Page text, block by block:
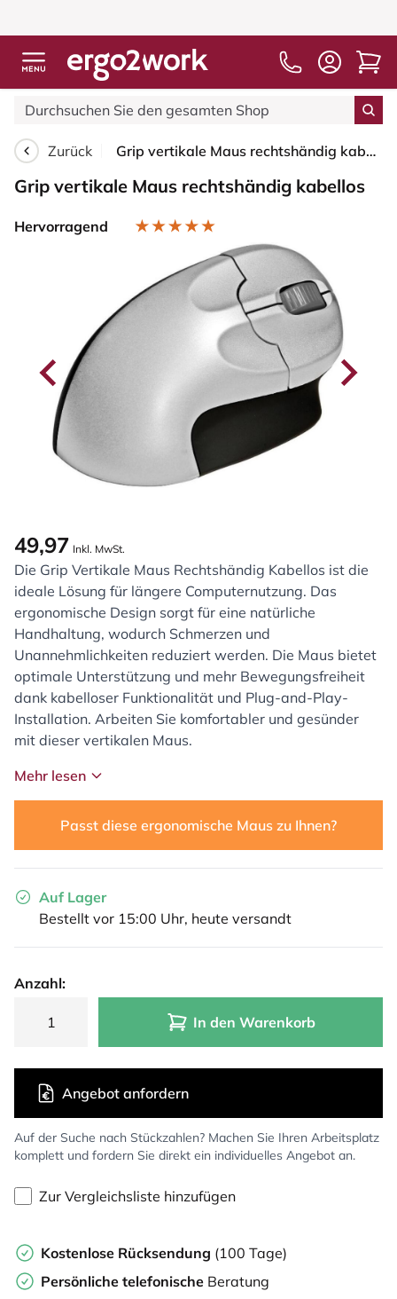
Zurück Grip vertikale Maus rechtshändig kabellos
Grip vertikale Maus rechtshändig kabellos
Hervorragend
49,97 Inkl. MwSt.
Die Grip Vertikale Maus Rechtshändig Kabellos ist die
ideale Lösung für längere Computernutzung. Das
ergonomische Design sorgt für eine natürliche
Handhaltung, wodurch Schmerzen und
Unannehmlichkeiten reduziert werden. Die Maus bietet
optimale Unterstützung und mehr Bewegungsfreiheit
dank kabelloser Funktionalität und Plug-and-Play-
Installation. Arbeiten Sie komfortabler und gesünder
mit dieser vertikalen Maus.
Mehr lesen
Passt diese ergonomische Maus zu Ihnen?
Auf Lager
Bestellt vor 15:00 Uhr, heute versandt
Anzahl:
In den Warenkorb
Auf der Suche nach Stückzahlen? Machen Sie Ihren Arbeitsplatz
komplett und fordern Sie direkt ein individuelles Angebot an.
Angebot anfordern
Zur Vergleichsliste hinzufügen
Kostenlose Rücksendung (100 Tage)
Persönliche telefonische Beratung